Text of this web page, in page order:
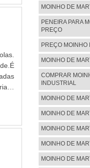
e
no
de
de
de
MOINHO DE
PENEIRA PARA
PREÇO
PREÇO MOINHO
MOINHO DE
COMPRAR
INDUSTRIAL
MOINHO DE
MOINHO DE
MOINHO DE
MOINHO DE
MOINHO DE